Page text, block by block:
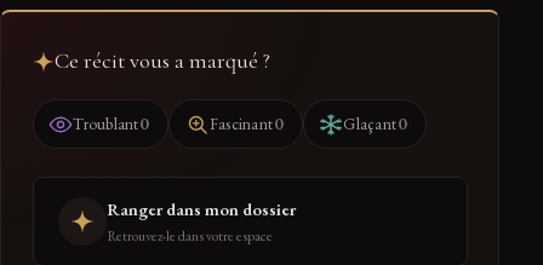
Ce récit vous a marqué ?
Troublant0 Fascinant0 Glaçant0
Ranger dans mon dossier
Retrouvez-le dans votre espace